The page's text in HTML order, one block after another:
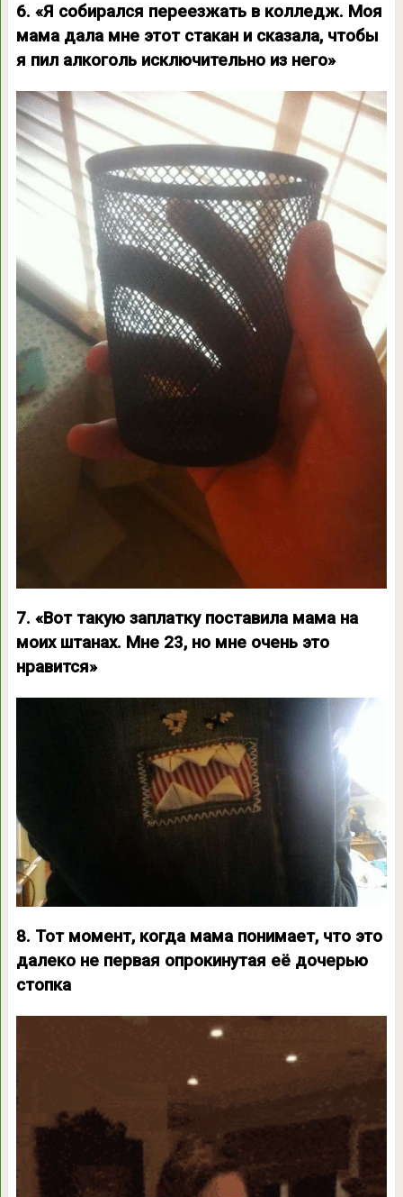
6. «Я собирался переезжать в колледж. Моя
мама дала мне этот стакан и сказала, чтобы
я пил алкоголь исключительно из него»
7. «Вот такую заплатку поставила мама на
моих штанах. Мне 23, но мне очень это
нравится»
8. Тот момент, когда мама понимает, что это
далеко не первая опрокинутая её дочерью
стопка